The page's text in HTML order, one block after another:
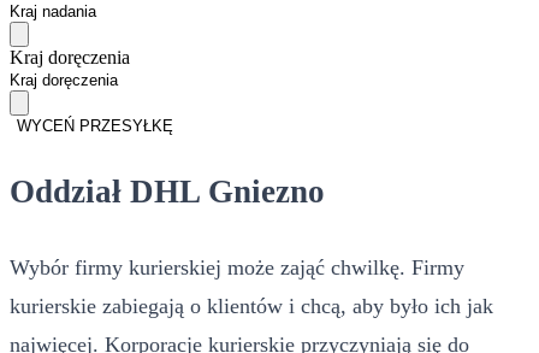
Kraj doręczenia
WYCEŃ PRZESYŁKĘ
Oddział DHL Gniezno
Wybór firmy kurierskiej może zająć chwilkę. Firmy
kurierskie zabiegają o klientów i chcą, aby było ich jak
najwięcej. Korporacje kurierskie przyczyniają się do